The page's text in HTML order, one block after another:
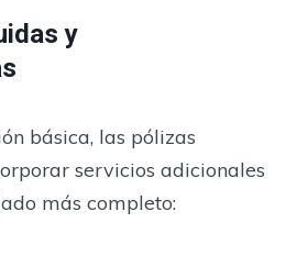
y
básica, las pólizas
servicios adicionales
más completo: